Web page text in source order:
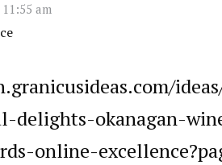
am
delights-okanagan-
online-